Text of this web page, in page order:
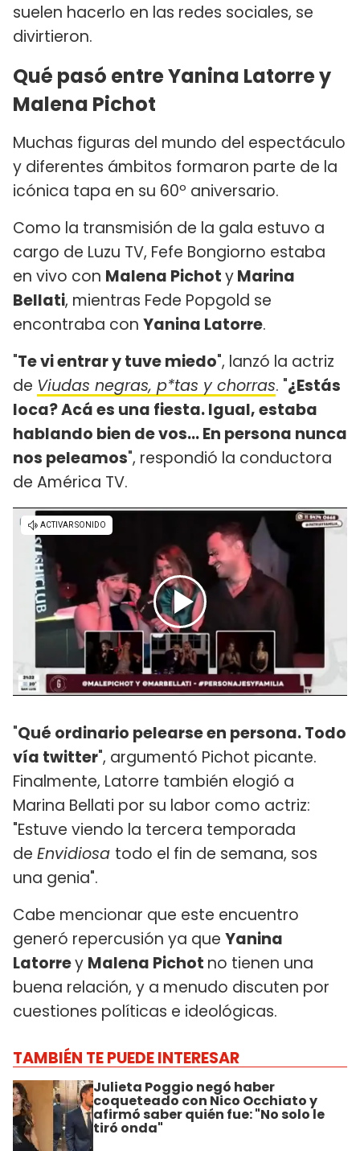
suelen hacerlo en las redes sociales, se
divirtieron.
Qué pasó entre Yanina Latorre y
Malena Pichot
Muchas figuras del mundo del espectáculo
y diferentes ámbitos formaron parte de la
icónica tapa en su 60º aniversario.
Como la transmisión de la gala estuvo a
cargo de Luzu TV, Fefe Bongiorno estaba
en vivo con Malena PichotyMarina
Bellati, mientras Fede Popgold se
encontraba con Yanina Latorre.
"Te vi entrar y tuve miedo", lanzó la actriz
de Viudas negras, p*tas y chorras. "¿Estás
loca? Acá es una fiesta. Igual, estaba
hablando bien de vos... En persona nunca
nos peleamos", respondió la conductora
de América TV.
"Qué ordinario pelearse en persona. Todo
vía twitter", argumentó Pichot picante.
Finalmente, Latorre también elogió a
Marina Bellati por su labor como actriz:
"Estuve viendo la tercera temporada
de Envidiosa todo el fin de semana, sos
una genia".
Cabe mencionar que este encuentro
generó repercusión ya que Yanina
Latorrey Malena Pichot no tienen una
buena relación, y a menudo discuten por
cuestiones políticas e ideológicas.
TAMBIÉN TE PUEDE INTERESAR
Julieta Poggio negó haber
coqueteado con Nico Occhiato y
afirmó saber quién fue: "No solo le
tiró onda"